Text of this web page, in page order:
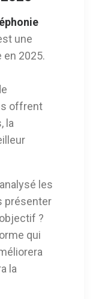
une
2025.
offrent
la
les
présenter
?
qui
la